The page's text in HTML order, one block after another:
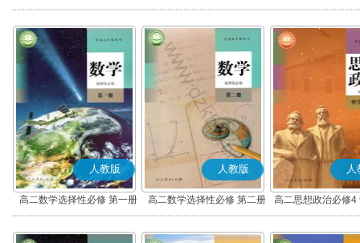
应原理
构与性质
度与社会治理(
人教版
高二数学选择性必修 第一册
(A版)
人教版
高二数学选择性必修 第二册
(A版)
人
高二思想政治必修4
化(部编版)